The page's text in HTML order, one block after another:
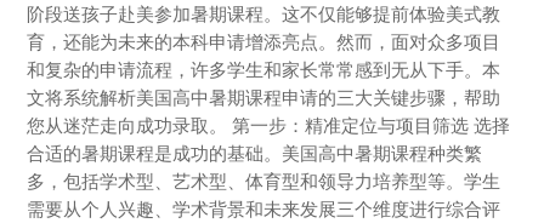
阶段送孩子赴美参加暑期课程。这不仅能够提前体验美式教
育，还能为未来的本科申请增添亮点。然而，面对众多项目
和复杂的申请流程，许多学生和家长常常感到无从下手。本
文将系统解析美国高中暑期课程申请的三大关键步骤，帮助
您从迷茫走向成功录取。 第一步：精准定位与项目筛选 选择
合适的暑期课程是成功的基础。美国高中暑期课程种类繁
多，包括学术型、艺术型、体育型和领导力培养型等。学生
需要从个人兴趣、学术背景和未来发展三个维度进行综合评